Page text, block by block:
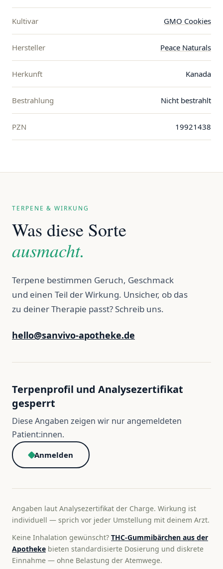
Kultivar GMO Cookies
Hersteller Peace Naturals
Herkunft Kanada
Bestrahlung Nicht bestrahlt
PZN 19921438
TERPENE & WIRKUNG
Was diese Sorte
ausmacht.
Terpene bestimmen Geruch, Geschmack
und einen Teil der Wirkung. Unsicher, ob das
zu deiner Therapie passt? Schreib uns.
hello@sanvivo-apotheke.de
Terpenprofil und Analysezertifikat
gesperrt
Diese Angaben zeigen wir nur angemeldeten
Patient:innen.
Anmelden
Angaben laut Analysezertifikat der Charge. Wirkung ist
individuell — sprich vor jeder Umstellung mit deinem Arzt.
Keine Inhalation gewünscht? THC-Gummibärchen aus der
Apotheke bieten standardisierte Dosierung und diskrete
Einnahme — ohne Belastung der Atemwege.